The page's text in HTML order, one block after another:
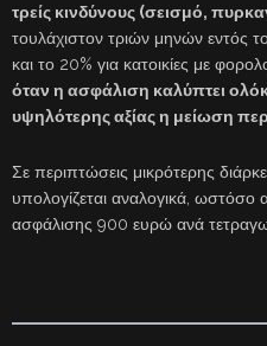
τρείς κινδύνους (σεισμό,
τουλάχιστον τριών μηνών εντός
και το 20% για κατοικίες με
όταν η ασφάλιση καλύπτει
υψηλότερης αξίας η μείωση
Σε περιπτώσεις μικρότερης
υπολογίζεται αναλογικά, ωστόσο
ασφάλισης 900 ευρώ ανά